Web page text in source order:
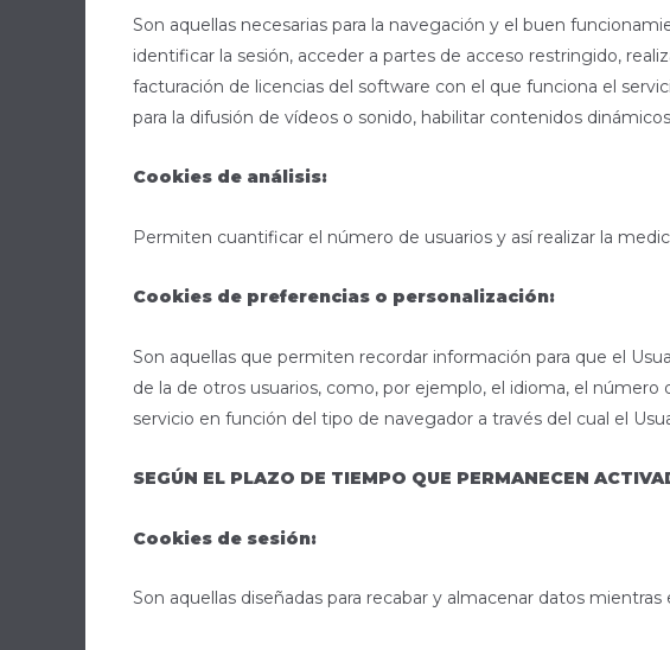
Son aquellas necesarias para la navegación y el buen
identificar la sesión, acceder a partes de acceso restringido,
facturación de licencias del software con el que funciona el
para la difusión de vídeos o sonido, habilitar contenidos
Cookies de análisis:
Permiten cuantificar el número de usuarios y así realizar la
Cookies de preferencias o personalización:
Son aquellas que permiten recordar información para que el
de la de otros usuarios, como, por ejemplo, el idioma, el
servicio en función del tipo de navegador a través del cual el
SEGÚN EL PLAZO DE TIEMPO QUE PERMANECEN
Cookies de sesión:
Son aquellas diseñadas para recabar y almacenar datos